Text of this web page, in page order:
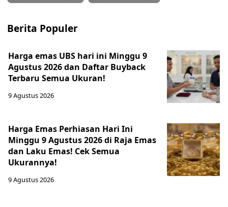
Berita Populer
Harga emas UBS hari ini Minggu 9
Agustus 2026 dan Daftar Buyback
Terbaru Semua Ukuran!
9 Agustus 2026
Harga Emas Perhiasan Hari Ini
Minggu 9 Agustus 2026 di Raja Emas
dan Laku Emas! Cek Semua
Ukurannya!
9 Agustus 2026